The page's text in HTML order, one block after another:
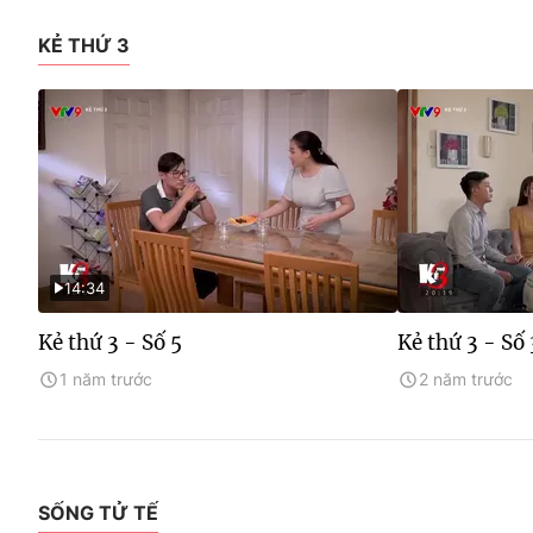
KẺ THỨ 3
14:34
Kẻ thứ 3 - Số 5
1 năm trước
Kẻ thứ 3 - Số
2 năm trước
SỐNG TỬ TẾ